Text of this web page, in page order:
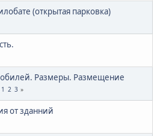
(открытая парковка)
Размеры. Размещение
1 2 3
от зданний